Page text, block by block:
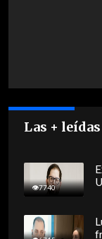
Las + leídas
7740